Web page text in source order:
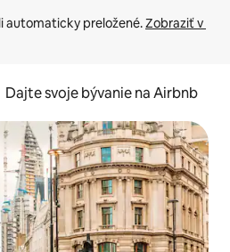
automaticky preložené. Zobraziť v
Dajte svoje bývanie na Airbnb